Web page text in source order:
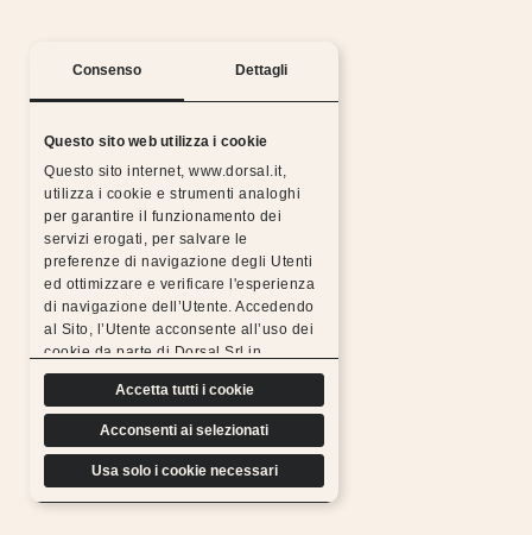
Consenso Dettagli
Questo sito web utilizza i cookie
Questo sito internet, www.dorsal.it,
utilizza i cookie e strumenti analoghi
per garantire il funzionamento dei
servizi erogati, per salvare le
preferenze di navigazione degli Utenti
ed ottimizzare e verificare l'esperienza
di navigazione dell’Utente. Accedendo
al Sito, l’Utente acconsente all’uso dei
cookie da parte di Dorsal Srl in
conformità a quanto previsto di seguito.
Accetta tutti i cookie
Acconsenti ai selezionati
Usa solo i cookie necessari
Silent nights with the Dorsal warranty
All Dorsal products are made from chosen,
resistant, durable materials and subjected to rigorous
tests, which is why we can
offer a free extended warranty.
Find out more